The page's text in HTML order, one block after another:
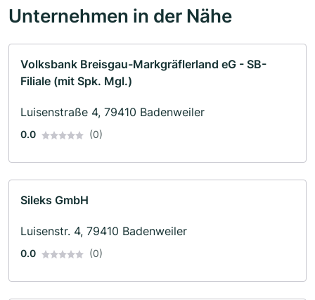
Unternehmen in der Nähe
Volksbank Breisgau-Markgräflerland eG - SB-
Filiale (mit Spk. Mgl.)
Luisenstraße 4, 79410 Badenweiler
0.0 (0)
Sileks GmbH
Luisenstr. 4, 79410 Badenweiler
0.0 (0)